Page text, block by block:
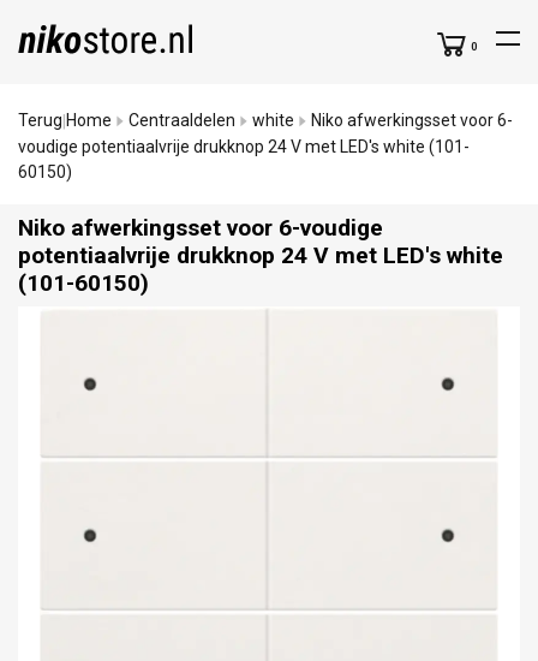
0
Terug Home Centraaldelen white
Niko afwerkingsset voor 6-
voudige potentiaalvrije drukknop 24 V met LED's white (101-
60150)
Niko afwerkingsset voor 6-voudige
potentiaalvrije drukknop 24 V met LED's white
(101-60150)